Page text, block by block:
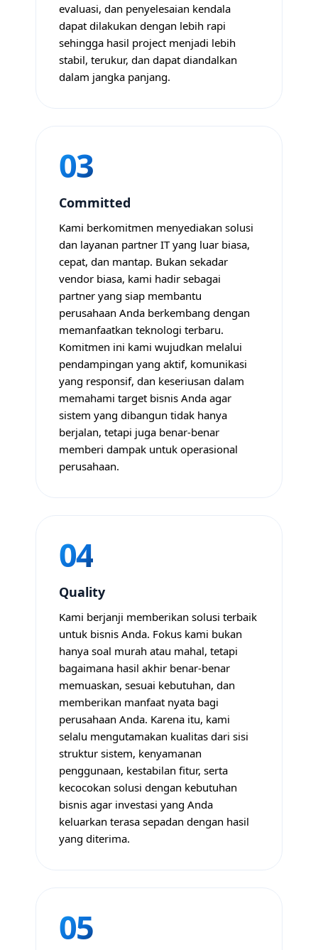
evaluasi, dan penyelesaian kendala
dapat dilakukan dengan lebih rapi
sehingga hasil project menjadi lebih
stabil, terukur, dan dapat diandalkan
dalam jangka panjang.
03
Committed
Kami berkomitmen menyediakan solusi
dan layanan partner IT yang luar biasa,
cepat, dan mantap. Bukan sekadar
vendor biasa, kami hadir sebagai
partner yang siap membantu
perusahaan Anda berkembang dengan
memanfaatkan teknologi terbaru.
Komitmen ini kami wujudkan melalui
pendampingan yang aktif, komunikasi
yang responsif, dan keseriusan dalam
memahami target bisnis Anda agar
sistem yang dibangun tidak hanya
berjalan, tetapi juga benar-benar
memberi dampak untuk operasional
perusahaan.
04
Quality
Kami berjanji memberikan solusi terbaik
untuk bisnis Anda. Fokus kami bukan
hanya soal murah atau mahal, tetapi
bagaimana hasil akhir benar-benar
memuaskan, sesuai kebutuhan, dan
memberikan manfaat nyata bagi
perusahaan Anda. Karena itu, kami
selalu mengutamakan kualitas dari sisi
struktur sistem, kenyamanan
penggunaan, kestabilan fitur, serta
kecocokan solusi dengan kebutuhan
bisnis agar investasi yang Anda
keluarkan terasa sepadan dengan hasil
yang diterima.
05